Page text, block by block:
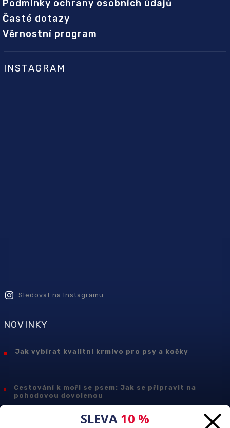
Podmínky ochrany osobních údajů
Časté dotazy
Věrnostní program
INSTAGRAM
Sledovat na Instagramu
NOVINKY
Jak vybírat kvalitní krmivo pro psy a kočky
Cestování k moři se psem: Jak se připravit na
pohodovou dovolenou
SLEVA 10 %